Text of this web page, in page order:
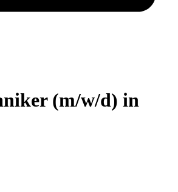
(m/w/d) in